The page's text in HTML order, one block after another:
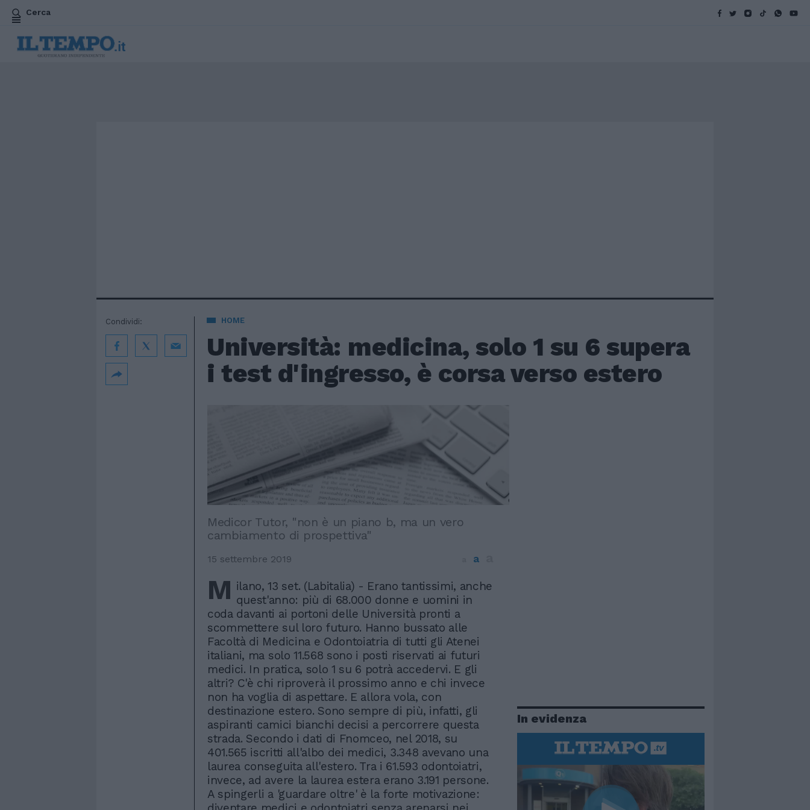
Cerca
HOME
Università: medicina, solo 1 su 6 supera
i test d'ingresso, è corsa verso estero
Condividi:
Medicor Tutor, "non è un piano b, ma un vero
cambiamento di prospettiva"
15 settembre 2019 a
M ilano, 13 set. (Labitalia) - Erano tantissimi, anche
quest'anno: più di 68.000 donne e uomini in
coda davanti ai portoni delle Università pronti a
scommettere sul loro futuro. Hanno bussato alle
Facoltà di Medicina e Odontoiatria di tutti gli Atenei
italiani, ma solo 11.568 sono i posti riservati ai futuri
medici. In pratica, solo 1 su 6 potrà accedervi. E gli
altri? C'è chi riproverà il prossimo anno e chi invece
non ha voglia di aspettare. E allora vola, con
destinazione estero. Sono sempre di più, infatti, gli
aspiranti camici bianchi decisi a percorrere questa
strada. Secondo i dati di Fnomceo, nel 2018, su
401.565 iscritti all'albo dei medici, 3.348 avevano una
laurea conseguita all'estero. Tra i 61.593 odontoiatri,
invece, ad avere la laurea estera erano 3.191 persone.
A spingerli a 'guardare oltre' è la forte motivazione:
In evidenza